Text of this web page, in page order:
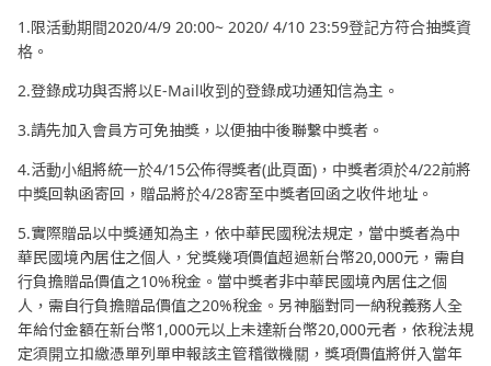
1.限活動期間2020/4/9 20:00~ 2020/ 4/10 23:59登記方符合抽獎資
格。
2.登錄成功與否將以E-Mail收到的登錄成功通知信為主。
3.請先加入會員方可免抽獎，以便抽中後聯繫中獎者。
4.活動小組將統一於4/15公佈得獎者(此頁面)，中獎者須於4/22前將
中獎回執函寄回，贈品將於4/28寄至中獎者回函之收件地址。
5.實際贈品以中獎通知為主，依中華民國稅法規定，當中獎者為中
華民國境內居住之個人，兌獎幾項價值超過新台幣20,000元，需自
行負擔贈品價值之10%稅金。當中獎者非中華民國境內居住之個
人，需自行負擔贈品價值之20%稅金。另神腦對同一納稅義務人全
年給付金額在新台幣1,000元以上未達新台幣20,000元者，依稅法規
定須開立扣繳憑單列單申報該主管稽徵機關，獎項價值將併入當年